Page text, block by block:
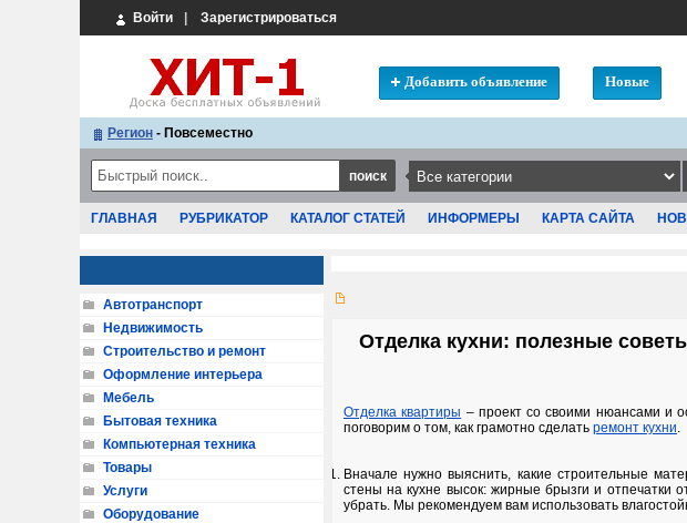
Войти Зарегистрироваться
Добавить объявление Новые
Регион - Повсеместно
ГЛАВНАЯ РУБРИКАТОР КАТАЛОГ СТАТЕЙ ИНФОРМЕРЫ КАРТА САЙТА
Отделка кухни: полезные
Отделка квартиры – проект со своими нюансами и
поговорим о том, как грамотно сделать ремонт кухни.
Вначале нужно выяснить, какие строительные
стены на кухне высок: жирные брызги и отпечатки
убрать. Мы рекомендуем вам использовать
Автотранспорт
Недвижимость
Строительство и ремонт
Оформление интерьера
Мебель
Бытовая техника
Компьютерная техника
Товары
Услуги
Оборудование